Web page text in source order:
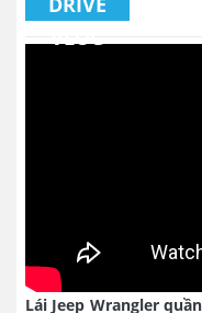
VLOG
Lái Jeep Wrangler